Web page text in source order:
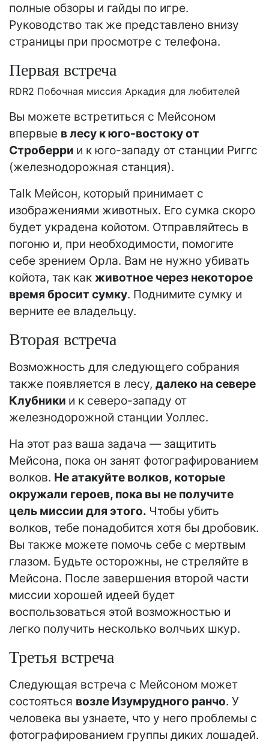
полные обзоры и гайды по игре.
Руководство так же представлено внизу
страницы при просмотре с телефона.
Первая встреча
RDR2 Побочная миссия Аркадия для любителей
Вы можете встретиться с Мейсоном
впервые в лесу к юго-востоку от
Строберри и к юго-западу от станции Риггс
(железнодорожная станция).
Talk Мейсон, который принимает с
изображениями животных. Его сумка скоро
будет украдена койотом. Отправляйтесь в
погоню и, при необходимости, помогите
себе зрением Орла. Вам не нужно убивать
койота, так как животное через некоторое
время бросит сумку. Поднимите сумку и
верните ее владельцу.
Вторая встреча
Возможность для следующего собрания
также появляется в лесу, далеко на севере
Клубники и к северо-западу от
железнодорожной станции Уоллес.
На этот раз ваша задача — защитить
Мейсона, пока он занят фотографированием
волков. Не атакуйте волков, которые
окружали героев, пока вы не получите
цель миссии для этого. Чтобы убить
волков, тебе понадобится хотя бы дробовик.
Вы также можете помочь себе с мертвым
глазом. Будьте осторожны, не стреляйте в
Мейсона. После завершения второй части
миссии хорошей идеей будет
воспользоваться этой возможностью и
легко получить несколько волчьих шкур.
Третья встреча
Следующая встреча с Мейсоном может
состояться возле Изумрудного ранчо. У
человека вы узнаете, что у него проблемы с
фотографированием группы диких лошадей.